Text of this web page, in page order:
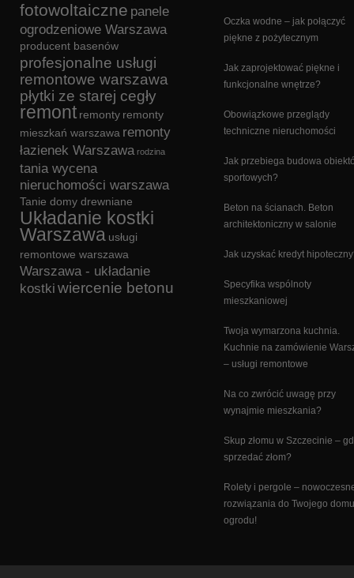
fotowoltaiczne panele
ogrodzeniowe Warszawa
producent basenów
profesjonalne usługi
remontowe warszawa
płytki ze starej cegły
remont remonty remonty
mieszkań warszawa remonty
łazienek Warszawa rodzina
tania wycena
nieruchomości warszawa
Tanie domy drewniane
Układanie kostki
Warszawa usługi
remontowe warszawa
Warszawa - układanie
kostki wiercenie betonu
Oczka wodne – jak połączyć
piękne z pożytecznym
Jak zaprojektować piękne i
funkcjonalne wnętrze?
Obowiązkowe przeglądy
techniczne nieruchomości
Jak przebiega budowa
sportowych?
Beton na ścianach. Beton
architektoniczny w salonie
Jak uzyskać kredyt
Specyfika wspólnoty
mieszkaniowej
Twoja wymarzona kuchnia.
Kuchnie na zamówienie
– usługi remontowe
Na co zwrócić uwagę przy
wynajmie mieszkania?
Skup złomu w Szczecinie –
sprzedać złom?
Rolety i pergole –
rozwiązania do Twojego
ogrodu!